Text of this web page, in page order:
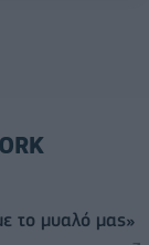
το μυαλό μας»